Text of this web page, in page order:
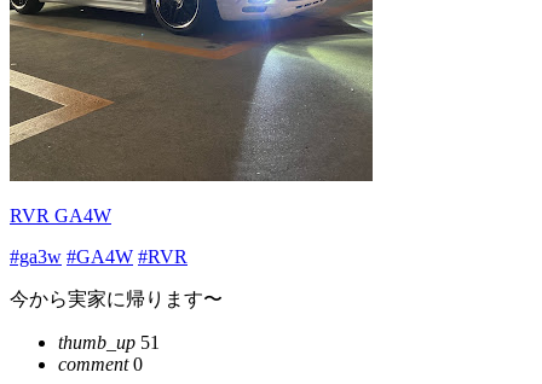
RVR GA4W
#ga3w #GA4W #RVR
今から実家に帰ります〜
thumb_up 51
comment0